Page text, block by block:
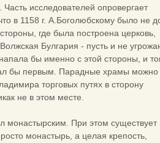
исследователей опровергает
в 1158 г. А.Боголюбскому было не
где была построена церковь,
Булгария - пусть и не
бы именно с этой стороны, и
бы первым. Парадные храмы можно
торговых путях в сторону
не в этом месте.
монастырским. При этом существует
монастырь, а целая крепость,